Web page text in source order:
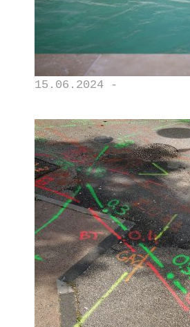
15.06.2024 -